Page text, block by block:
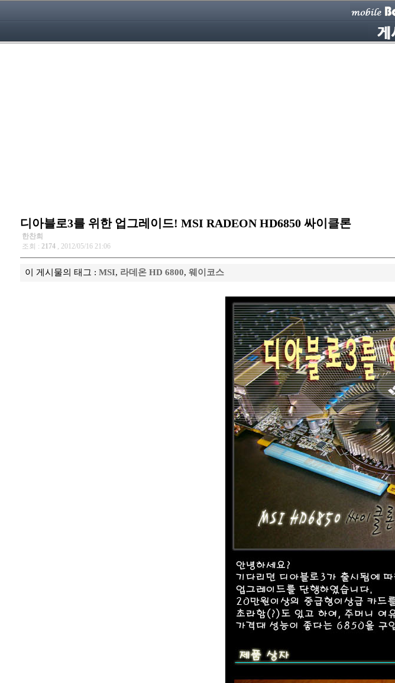
디아블로3를 위한 업그레이드! MSI RADEON HD6850 싸이클론
한찬희
조회 : 2174 , 2012/05/16 21:06
이 게시물의 태그 : MSI, 라데온 HD 6800, 웨이코스